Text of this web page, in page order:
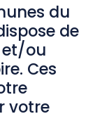
du
de
et/ou
Ces
votre